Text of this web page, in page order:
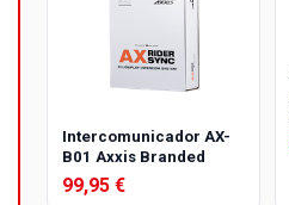
Intercomunicador AX-
B01 Axxis Branded
99,95 €